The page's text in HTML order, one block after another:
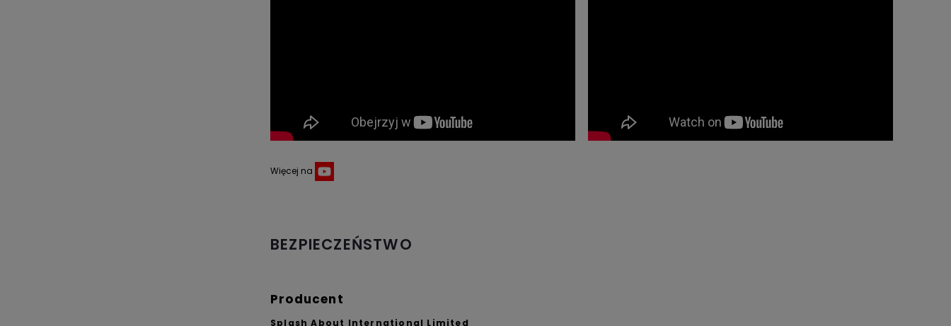
Więcej na
BEZPIECZEŃSTWO
Producent
Splash About International Limited